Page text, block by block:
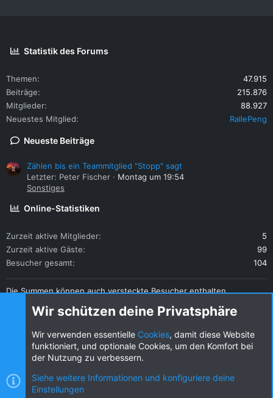
Statistik des Forums
Themen
47.915
Beiträge
215.876
Mitglieder
88.927
Neuestes Mitglied
RallePeng
Neueste Beiträge
Zählen bis ein Teammitglied "Stopp" sagt
Letzter: Peter Fischer
Montag um 19:54
Sonstiges
Online-Statistiken
Zurzeit aktive Mitglieder
5
Zurzeit aktive Gäste
99
Besucher gesamt
104
Die Summen können auch versteckte Besucher enthalten.
Diese Seite teilen
Wir schützen deine Privatsphäre
Wir verwenden essentielle Cookies, damit diese Website
funktioniert, und optionale Cookies, um den Komfort bei
der Nutzung zu verbessern.
Siehe weitere Informationen und konfiguriere deine
Einstellungen